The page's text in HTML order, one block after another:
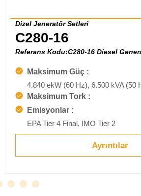
Dizel Jeneratör Setleri
C280-16
Referans Kodu:C280-16 Diesel
Maksimum Güç :
4.840 ekW (60 Hz), 6.500 kVA (50
Maksimum Tork :
Emisyonlar :
EPA Tier 4 Final, IMO Tier 2
Ayrıntılar